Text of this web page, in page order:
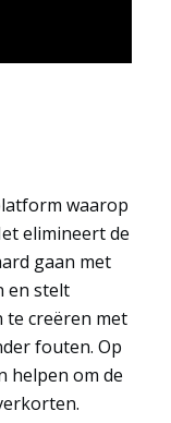
waarop
elimineert de
gaan met
en stelt
creëren met
fouten. Op
helpen om de